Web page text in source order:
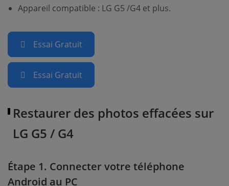
Appareil compatible : LG G5 /G4 et plus.
Essai Gratuit
Essai Gratuit
Restaurer des photos effacées sur
LG G5 / G4
Étape 1. Connecter votre téléphone
Android au PC